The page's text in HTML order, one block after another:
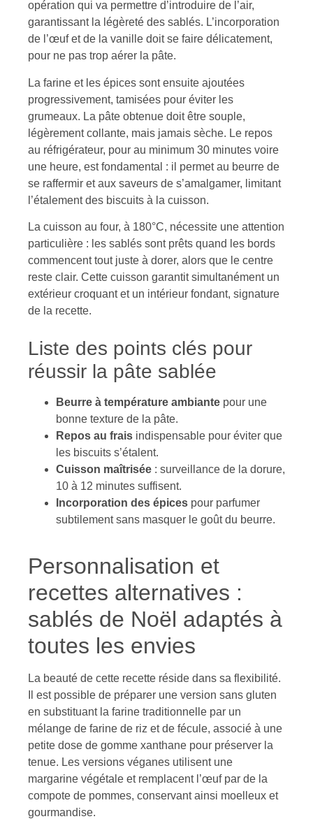
opération qui va permettre d’introduire de l’air,
garantissant la légèreté des sablés. L’incorporation
de l’œuf et de la vanille doit se faire délicatement,
pour ne pas trop aérer la pâte.
La farine et les épices sont ensuite ajoutées
progressivement, tamisées pour éviter les
grumeaux. La pâte obtenue doit être souple,
légèrement collante, mais jamais sèche. Le repos
au réfrigérateur, pour au minimum 30 minutes voire
une heure, est fondamental : il permet au beurre de
se raffermir et aux saveurs de s’amalgamer, limitant
l’étalement des biscuits à la cuisson.
La cuisson au four, à 180°C, nécessite une attention
particulière : les sablés sont prêts quand les bords
commencent tout juste à dorer, alors que le centre
reste clair. Cette cuisson garantit simultanément un
extérieur croquant et un intérieur fondant, signature
de la recette.
Liste des points clés pour
réussir la pâte sablée
Beurre à température ambiante pour une
bonne texture de la pâte.
Repos au frais indispensable pour éviter que
les biscuits s’étalent.
Cuisson maîtrisée : surveillance de la dorure,
10 à 12 minutes suffisent.
Incorporation des épices pour parfumer
subtilement sans masquer le goût du beurre.
Personnalisation et
recettes alternatives :
sablés de Noël adaptés à
toutes les envies
La beauté de cette recette réside dans sa flexibilité.
Il est possible de préparer une version sans gluten
en substituant la farine traditionnelle par un
mélange de farine de riz et de fécule, associé à une
petite dose de gomme xanthane pour préserver la
tenue. Les versions véganes utilisent une
margarine végétale et remplacent l’œuf par de la
compote de pommes, conservant ainsi moelleux et
gourmandise.